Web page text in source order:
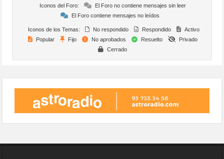
Iconos del Foro:
El Foro no contiene mensajes sin leer
El Foro contiene mensajes no leídos
Iconos de los Temas: No respondido Respondido
Activo
Popular
Fijo No aprobados Resuelto
Privado
Cerrado